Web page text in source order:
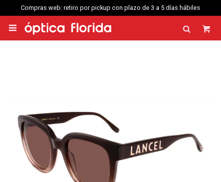
Compras web: retiro por pickup con plazo de 3 a 5 días hábiles
